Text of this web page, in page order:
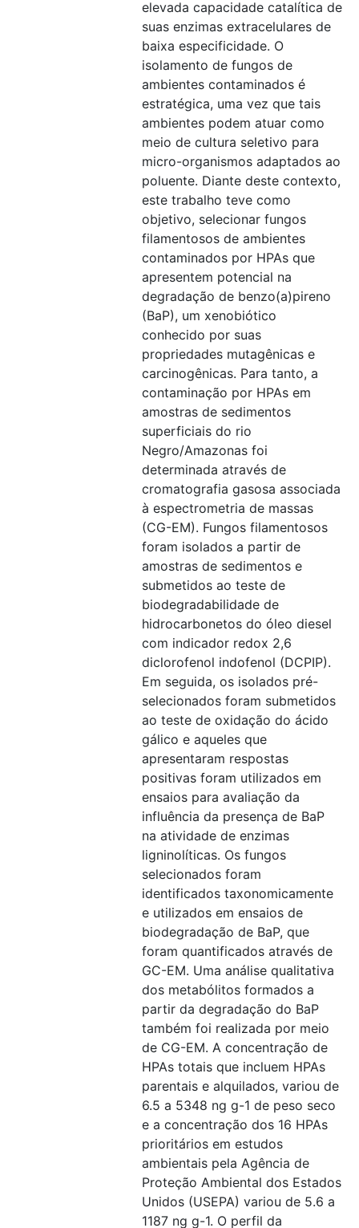
elevada capacidade catalítica de
suas enzimas extracelulares de
baixa especificidade. O
isolamento de fungos de
ambientes contaminados é
estratégica, uma vez que tais
ambientes podem atuar como
meio de cultura seletivo para
micro-organismos adaptados ao
poluente. Diante deste contexto,
este trabalho teve como
objetivo, selecionar fungos
filamentosos de ambientes
contaminados por HPAs que
apresentem potencial na
degradação de benzo(a)pireno
(BaP), um xenobiótico
conhecido por suas
propriedades mutagênicas e
carcinogênicas. Para tanto, a
contaminação por HPAs em
amostras de sedimentos
superficiais do rio
Negro/Amazonas foi
determinada através de
cromatografia gasosa associada
à espectrometria de massas
(CG-EM). Fungos filamentosos
foram isolados a partir de
amostras de sedimentos e
submetidos ao teste de
biodegradabilidade de
hidrocarbonetos do óleo diesel
com indicador redox 2,6
diclorofenol indofenol (DCPIP).
Em seguida, os isolados pré-
selecionados foram submetidos
ao teste de oxidação do ácido
gálico e aqueles que
apresentaram respostas
positivas foram utilizados em
ensaios para avaliação da
influência da presença de BaP
na atividade de enzimas
ligninolíticas. Os fungos
selecionados foram
identificados taxonomicamente
e utilizados em ensaios de
biodegradação de BaP, que
foram quantificados através de
GC-EM. Uma análise qualitativa
dos metabólitos formados a
partir da degradação do BaP
também foi realizada por meio
de CG-EM. A concentração de
HPAs totais que incluem HPAs
parentais e alquilados, variou de
6.5 a 5348 ng g-1 de peso seco
e a concentração dos 16 HPAs
prioritários em estudos
ambientais pela Agência de
Proteção Ambiental dos Estados
Unidos (USEPA) variou de 5.6 a
1187 ng g-1. O perfil da